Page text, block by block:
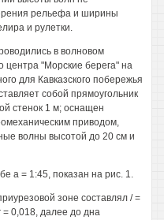
рельефа и ширины
и рулетки.
в волновом
центра "Морские берега" на
для Кавказского побережья
собой прямоугольник
стенок 1 м; оснащен
приводом,
волны высотой до 20 см и
а = 1:45, показан на рис. 1.
зоне составлял / =
= 0,018, далее до дна